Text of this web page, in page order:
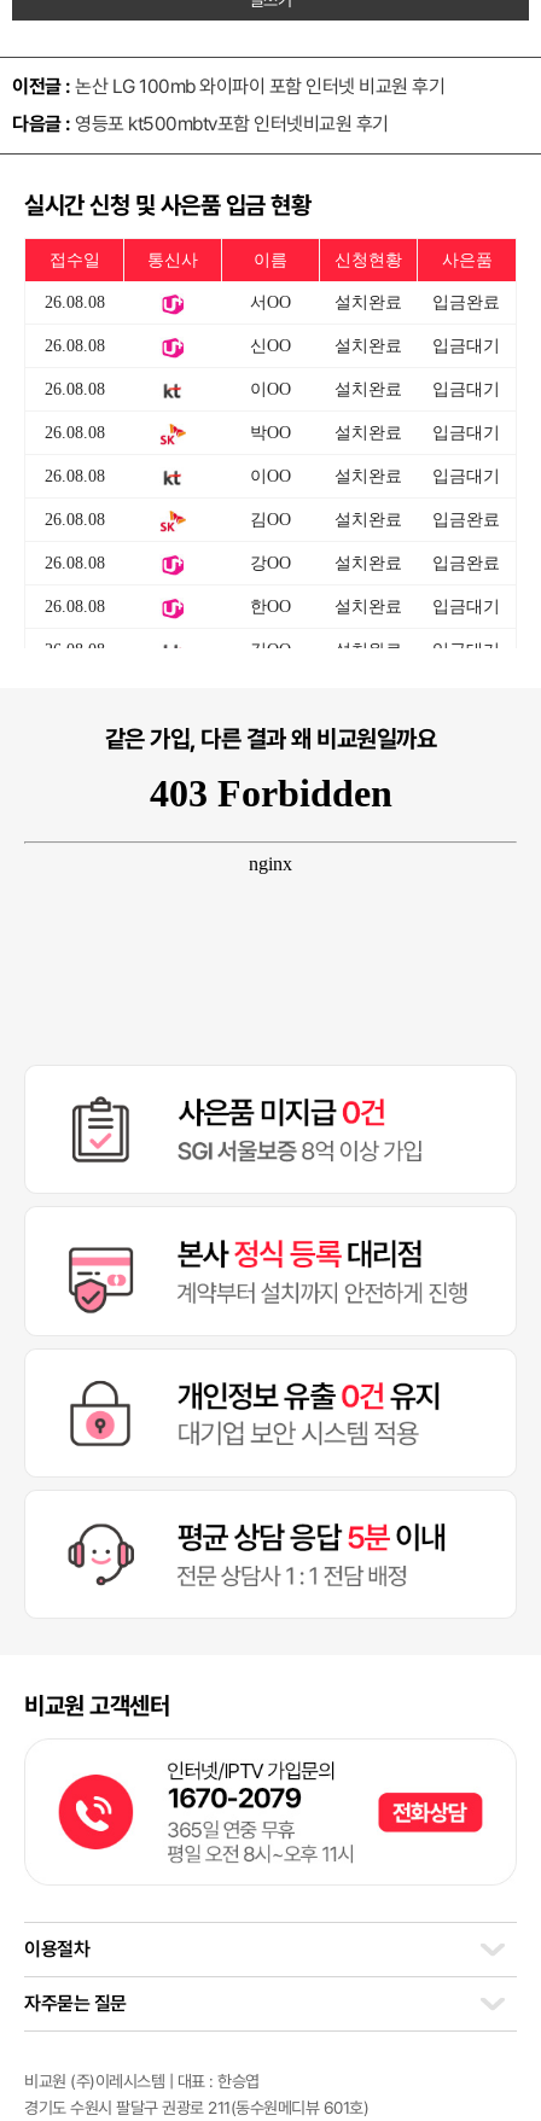
이전글 : 논산 LG 100mb 와이파이 포함 인터넷 비교원 후기
다음글 : 영등포 kt500mbtv포함 인터넷비교원 후기
실시간 신청 및 사은품 입금 현황
같은 가입, 다른 결과 왜 비교원일까요
비교원 고객센터
이용절차
자주묻는 질문
비교원 (주)이레시스템 | 대표 : 한승엽
경기도 수원시 팔달구 권광로 211(동수원메디뷰 601호)